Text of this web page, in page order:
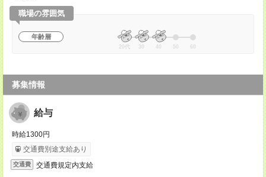
職場の雰囲気
年齢層
20代 30 40 50 60
募集情報
給与
時給1300円
交通費別途支給あり
交通費 交通費規定内支給